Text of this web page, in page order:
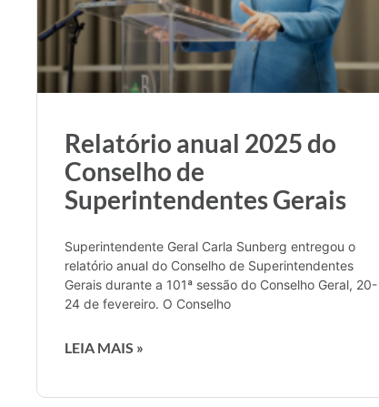
Relatório anual 2025 do
Conselho de
Superintendentes Gerais
Superintendente Geral Carla Sunberg entregou o
relatório anual do Conselho de Superintendentes
Gerais durante a 101ª sessão do Conselho Geral, 20-
24 de fevereiro. O Conselho
LEIA MAIS »